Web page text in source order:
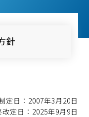
針
定日：2007年3月20日
改定日：2025年9月9日